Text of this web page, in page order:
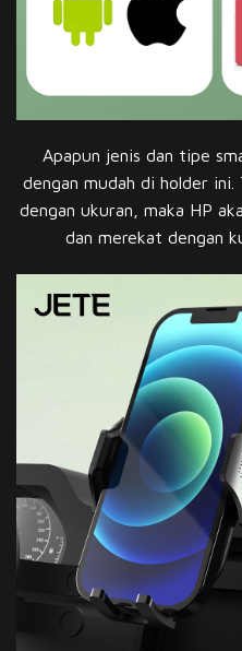
Apapun jenis dan tipe
dengan mudah di holder ini.
dengan ukuran, maka HP
dan merekat dengan